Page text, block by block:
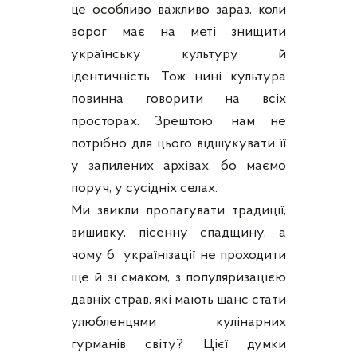
це особливо важливо зараз, коли
ворог має на меті знищити
українську культуру й
ідентичність. Тож нині культура
повинна говорити на всіх
просторах. Зрештою, нам не
потрібно для цього відшукувати її
у запилених архівах, бо маємо
поруч, у сусідніх селах.
Ми звикли пропагувати традиції,
вишивку, пісенну спадщину, а
чому б українізації не проходити
ще й зі смаком, з популяризацією
давніх страв, які мають шанс стати
улюбленцями кулінарних
гурманів світу? Цієї думки